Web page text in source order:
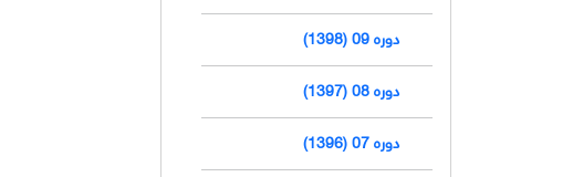
دوره 09 (1398)
دوره 08 (1397)
دوره 07 (1396)